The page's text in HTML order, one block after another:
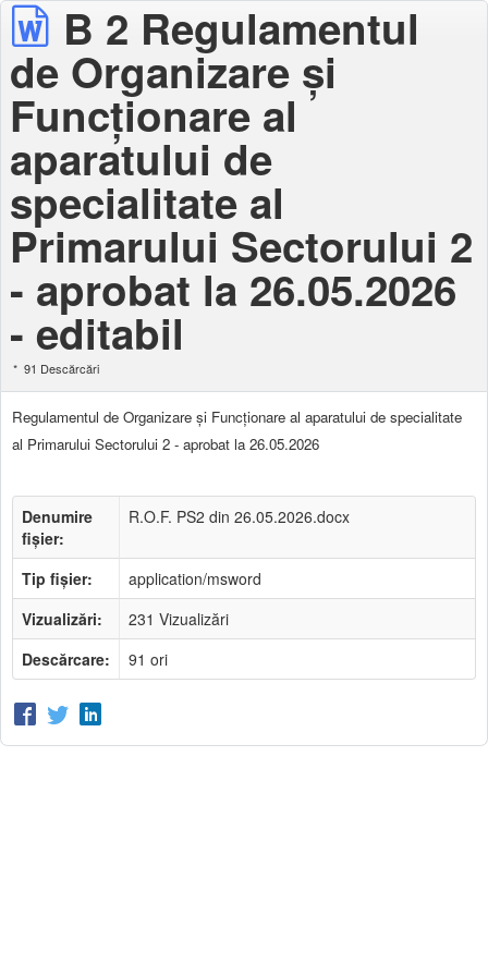
B 2 Regulamentul
de Organizare şi
Funcţionare al
aparatului de
specialitate al
Primarului Sectorului 2
- aprobat la 26.05.2026
- editabil
91 Descărcări
Regulamentul de Organizare şi Funcţionare al aparatului de specialitate
al Primarului Sectorului 2 - aprobat la 26.05.2026
Denumire
fișier:
R.O.F. PS2 din 26.05.2026.docx
Tip fișier:
application/msword
Vizualizări:
231 Vizualizări
Descărcare:
91 ori